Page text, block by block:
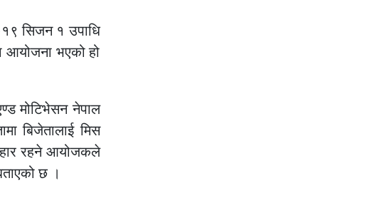
सिजन १ उपाधि
आयोजना भएको हो
मोटिभेसन नेपाल
बिजेतालाई मिस
रहने आयोजकले
छ ।